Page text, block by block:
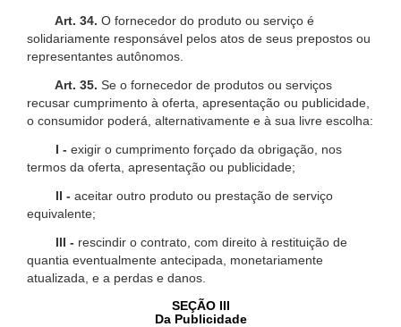
Art. 34. O fornecedor do produto ou serviço é
solidariamente responsável pelos atos de seus prepostos ou
representantes autônomos.
Art. 35. Se o fornecedor de produtos ou serviços
recusar cumprimento à oferta, apresentação ou publicidade,
o consumidor poderá, alternativamente e à sua livre escolha:
I - exigir o cumprimento forçado da obrigação, nos
termos da oferta, apresentação ou publicidade;
II - aceitar outro produto ou prestação de serviço
equivalente;
III - rescindir o contrato, com direito à restituição de
quantia eventualmente antecipada, monetariamente
atualizada, e a perdas e danos.
SEÇÃO III
Da Publicidade